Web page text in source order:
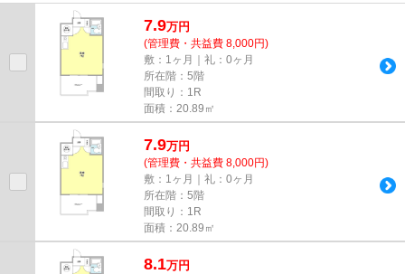
しております！最新の情報は...
7.9万円
(管理費・共益費 8,000円)
敷：1ヶ月｜礼：0ヶ月
所在階：5階
間取り：1R
面積：20.89㎡
7.9万円
(管理費・共益費 8,000円)
敷：1ヶ月｜礼：0ヶ月
所在階：5階
間取り：1R
面積：20.89㎡
8.1万円